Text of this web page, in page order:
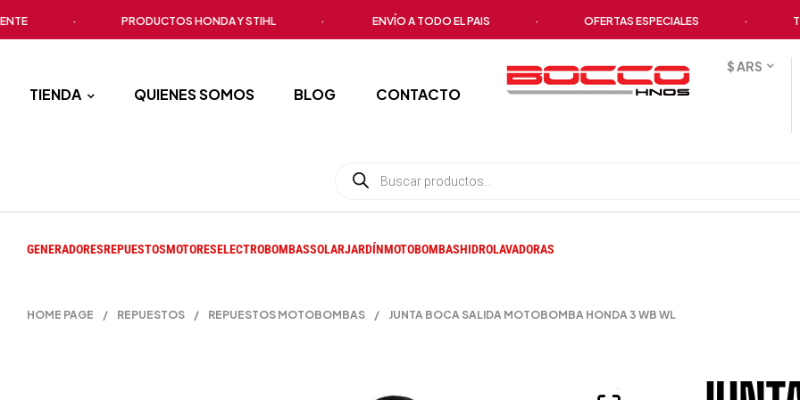
PRODUCTOS HONDA Y STIHL ENVÍO A TODO EL PAIS OFERTAS ESPECIALES
TIENDA QUIENES SOMOS BLOG CONTACTO
$ ARS
GENERADORESREPUESTOSMOTORESELECTROBOMBASSOLARJARDÍNMOTOBOMBASHIDROLAVADORAS
HOME PAGE / REPUESTOS / REPUESTOS MOTOBOMBAS / JUNTA BOCA SALIDA MOTOBOMBA HONDA 3 WB WL